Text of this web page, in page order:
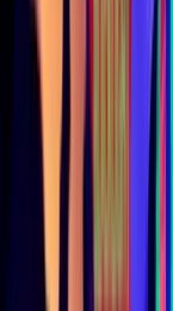
Tariffe
Prenota
Eventi